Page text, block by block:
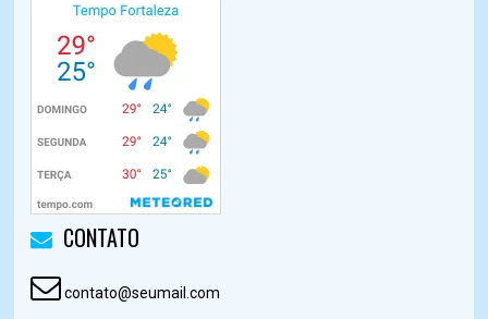
CONTATO
contato@seumail.com